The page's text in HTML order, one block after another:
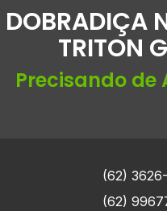
DOBRADIÇA
TRITON
Precisando de
(62)
(62)